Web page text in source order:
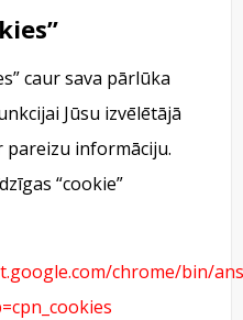
caur sava pārlūka
Jūsu izvēlētājā
pareizu informāciju.
“cookie”
chrome/bin/